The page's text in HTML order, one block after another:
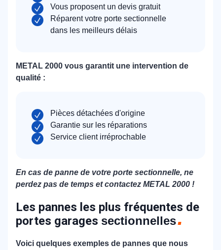
Vous proposent un devis gratuit
Réparent votre porte sectionnelle
dans les meilleurs délais
METAL 2000 vous garantit une intervention de
qualité :
Pièces détachées d'origine
Garantie sur les réparations
Service client irréprochable
En cas de panne de votre porte sectionnelle, ne
perdez pas de temps et contactez METAL 2000 !
Les pannes les plus fréquentes de
portes garages sectionnelles
Voici quelques exemples de pannes que nous